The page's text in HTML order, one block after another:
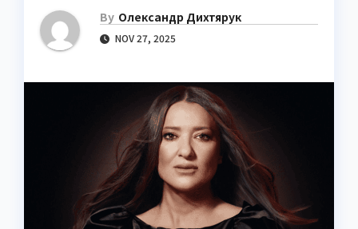
By Олександр Дихтярук
NOV 27, 2025